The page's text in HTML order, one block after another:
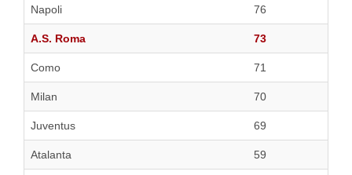
Napoli 76
A.S. Roma 73
Como 71
Milan 70
Juventus 69
Atalanta 59